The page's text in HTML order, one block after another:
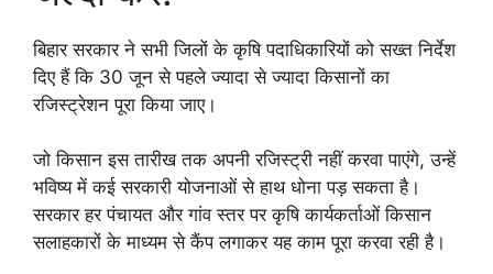
बिहार सरकार ने सभी जिलों के कृषि पदाधिकारियों को सख्त निर्देश
दिए हैं कि 30 जून से पहले ज्यादा से ज्यादा किसानों का
रजिस्ट्रेशन पूरा किया जाए।
जो किसान इस तारीख तक अपनी रजिस्ट्री नहीं करवा पाएंगे, उन्हें
भविष्य में कई सरकारी योजनाओं से हाथ धोना पड़ सकता है।
सरकार हर पंचायत और गांव स्तर पर कृषि कार्यकर्ताओं किसान
सलाहकारों के माध्यम से कैंप लगाकर यह काम पूरा करवा रही है।